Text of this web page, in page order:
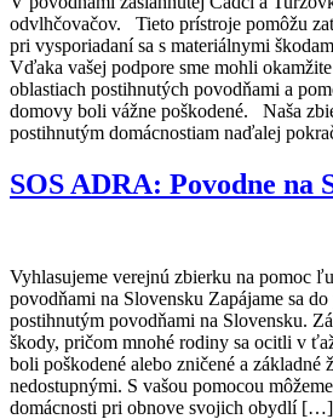
odvlhčovačov. Tieto prístroje pomôžu
pri vysporiadaní sa s materiálnymi
Vďaka vašej podpore sme mohli
oblastiach postihnutých povodňami a
domovy boli vážne poškodené. Naša
postihnutým domácnostiam naďalej
SOS ADRA: Povodne na
Vyhlasujeme verejnú zbierku na pomoc
povodňami na Slovensku Zapájame sa
postihnutým povodňami na Slovensku.
škody, pričom mnohé rodiny sa ocitli v
boli poškodené alebo zničené a základné
nedostupnými. S vašou pomocou
domácnosti pri obnove svojich obydlí […]